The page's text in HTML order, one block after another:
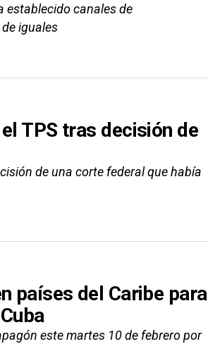
establecido canales de
iguales
TPS tras decisión de
de una corte federal que había
países del Caribe para
este martes 10 de febrero por